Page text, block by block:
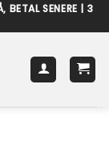
BETAL SENERE | 3